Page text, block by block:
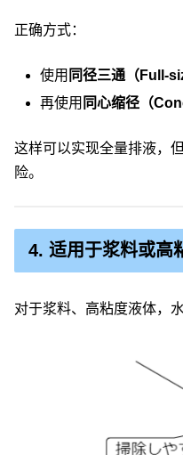
正确方式：
使用 同径三通（Full-
再使用 同心缩径（
这样可以实现全量排液，
险。
4. 适用于浆料或高
对于浆料、高粘度液体，